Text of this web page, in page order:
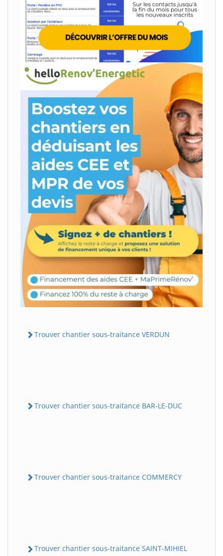
Trouver chantier sous-traitance VERDUN
Trouver chantier sous-traitance BAR-LE-DUC
Trouver chantier sous-traitance COMMERCY
Trouver chantier sous-traitance SAINT-MIHIEL